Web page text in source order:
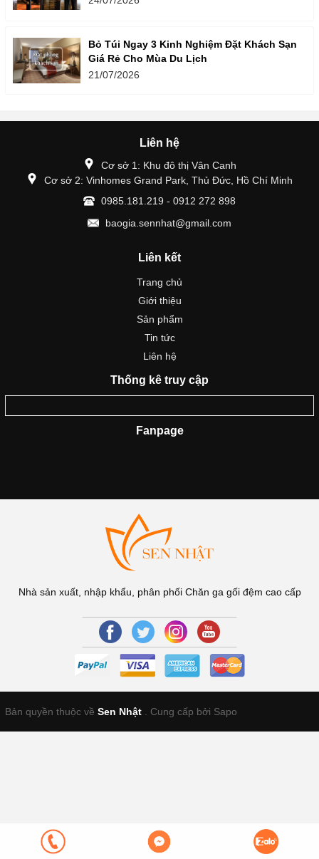
Bỏ Túi Ngay 3 Kinh Nghiệm Đặt Khách Sạn
Giá Rẻ Cho Mùa Du Lịch
21/07/2026
Liên hệ
Cơ sở 1: Khu đô thị Vân Canh
Cơ sở 2: Vinhomes Grand Park, Thủ Đức, Hồ Chí Minh
0985.181.219 - 0912 272 898
baogia.sennhat@gmail.com
Liên kết
Trang chủ
Giới thiệu
Sản phẩm
Tin tức
Liên hệ
Thống kê truy cập
Fanpage
Nhà sản xuất, nhập khẩu, phân phối Chăn ga gối đệm cao cấp
Bản quyền thuộc về Sen Nhật . Cung cấp bởi Sapo